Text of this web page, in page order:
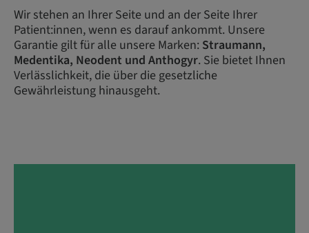
Wir stehen an Ihrer Seite und an der Seite Ihrer
Patient:innen, wenn es darauf ankommt. Unsere
Garantie gilt für alle unsere Marken: Straumann,
Medentika, Neodent und Anthogyr. Sie bietet Ihnen
Verlässlichkeit, die über die gesetzliche
Gewährleistung hinausgeht.